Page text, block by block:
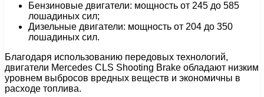
Бензиновые двигатели: мощность от 245 до 585
лошадиных сил;
Дизельные двигатели: мощность от 204 до 350
лошадиных сил.
Благодаря использованию передовых технологий,
двигатели Mercedes CLS Shooting Brake обладают низким
уровнем выбросов вредных веществ и экономичны в
расходе топлива.